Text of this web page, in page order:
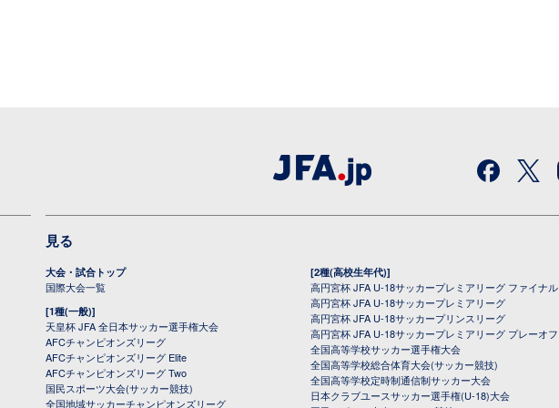
見る
大会・試合トップ
国際大会一覧
[1種(一般)]
天皇杯 JFA 全日本サッカー選手権大会
AFCチャンピオンズリーグ
AFCチャンピオンズリーグ Elite
AFCチャンピオンズリーグ Two
国民スポーツ大会(サッカー競技)
全国地域サッカーチャンピオンズリーグ
[2種(高校生年代)]
高円宮杯 JFA U-18サッカープレミアリーグ ファイナル
高円宮杯 JFA U-18サッカープレミアリーグ
高円宮杯 JFA U-18サッカープリンスリーグ
高円宮杯 JFA U-18サッカープレミアリーグ プレーオフ
全国高等学校サッカー選手権大会
全国高等学校総合体育大会(サッカー競技)
全国高等学校定時制通信制サッカー大会
日本クラブユースサッカー選手権(U-18)大会